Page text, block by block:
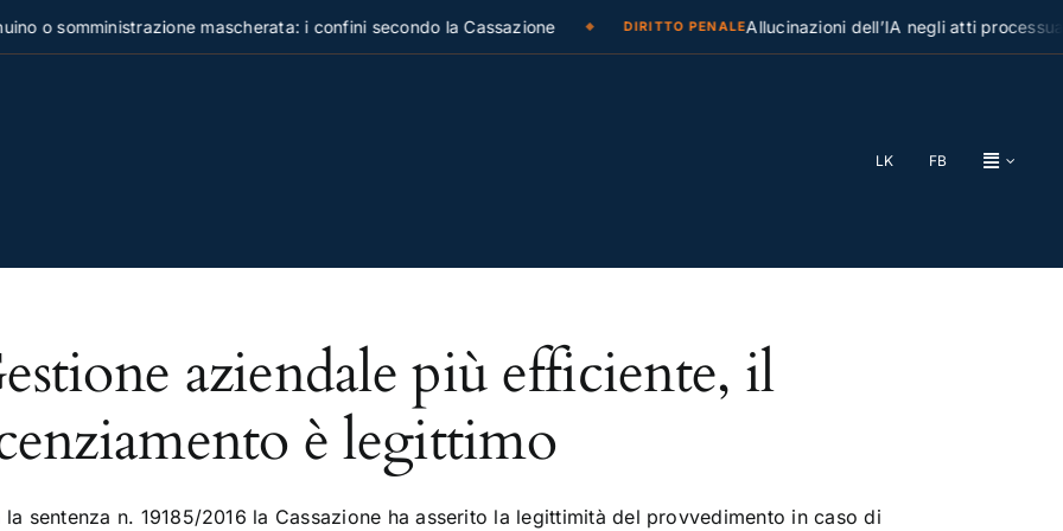
o somministrazione mascherata: i confini secondo la Cassazione DIRITTO PENALEAllucinazioni dell’IA negli atti
LK FB
aziendale più efficiente, il
è legittimo
la sentenza n. 19185/2016 la Cassazione ha asserito la legittimità del provvedimento in caso di